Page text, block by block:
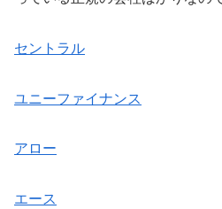
セントラル
ユニーファイナンス
アロー
エース